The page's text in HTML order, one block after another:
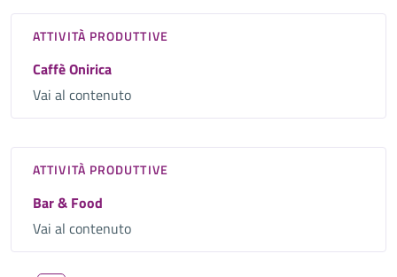
ATTIVITÀ PRODUTTIVE
Caffè Onirica
Vai al contenuto
ATTIVITÀ PRODUTTIVE
Bar & Food
Vai al contenuto